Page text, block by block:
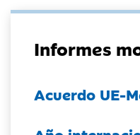
Informes
Acuerdo UE-